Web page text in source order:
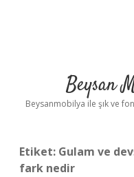
Beysan
Beysanmobilya ile şık ve
Etiket: Gulam ve
fark nedir